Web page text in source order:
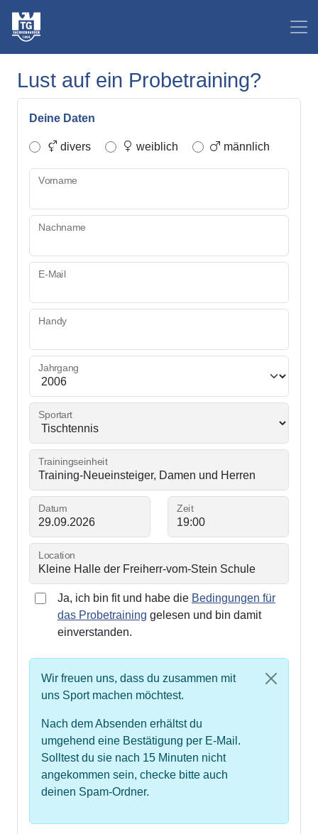
Lust auf ein Probetraining?
Deine Daten
divers weiblich männlich
Vorname
Nachname
E-Mail
Handy
Jahrgang
Sportart
Trainingseinheit
Datum Zeit
Location
Ja, ich bin fit und habe die Bedingungen für
das Probetraining gelesen und bin damit
einverstanden.
Wir freuen uns, dass du zusammen mit
uns Sport machen möchtest.
Nach dem Absenden erhältst du
umgehend eine Bestätigung per E-Mail.
Solltest du sie nach 15 Minuten nicht
angekommen sein, checke bitte auch
deinen Spam-Ordner.